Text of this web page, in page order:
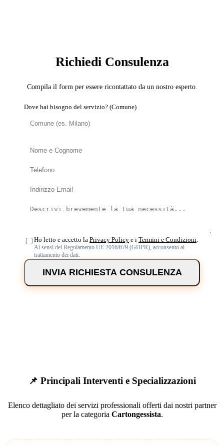
Richiedi Consulenza
Compila il form per essere ricontattato da un nostro esperto.
Dove hai bisogno del servizio? (Comune)
Ho letto e accetto la Privacy Policy e i Termini e Condizioni
Ai sensi del Regolamento UE 2016/679 (GDPR), acconsento al
trattamento dei dati.
INVIA RICHIESTA CONSULENZA
📌 Principali Interventi e Specializzazioni
Elenco dettagliato dei servizi professionali offerti dai nostri partner
per la categoria Cartongessista.